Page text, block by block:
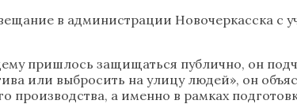
в администрации Новочеркасска с
пришлось защищаться публично, он
или выбросить на улицу людей», он
производства, а именно в рамках